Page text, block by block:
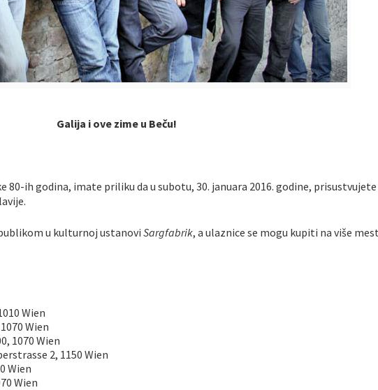
Galija i ove zime u Beču!
ih godina, imate priliku da u subotu, 30. januara 2016. godine, prisustvujete
u kulturnoj ustanovi Sargfabrik, a ulaznice se mogu kupiti na više
Wien
Wien
1070 Wien
2, 1150 Wien
Wien
Wien